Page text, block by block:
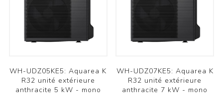
WH-UDZ05KE5: Aquarea K
R32 unité extérieure
anthracite 5 kW - mono
WH-UDZ07KE5: Aquarea K
R32 unité extérieure
anthracite 7 kW - mono